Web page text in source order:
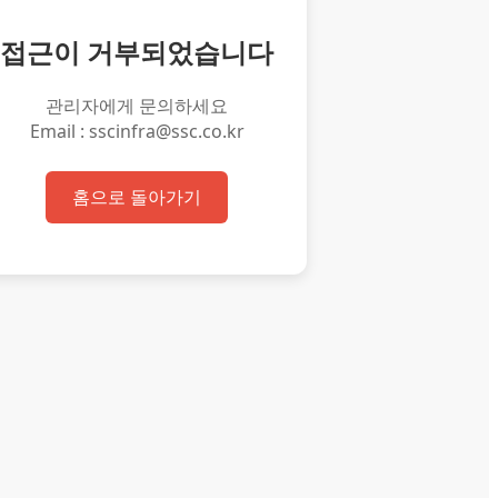
접근이 거부되었습니다
관리자에게 문의하세요
Email : sscinfra@ssc.co.kr
홈으로 돌아가기